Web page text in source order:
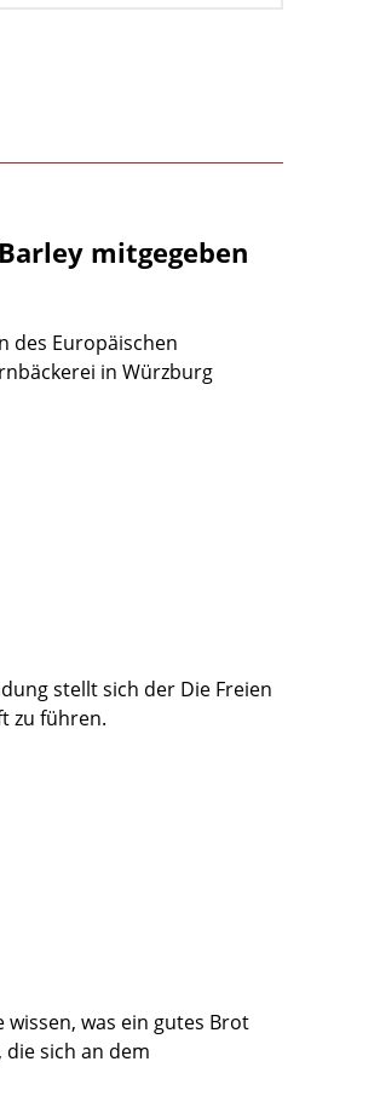
mitgegeben
des Europäischen
in Würzburg
stellt sich der Die Freien
zu führen.
was ein gutes Brot
sich an dem